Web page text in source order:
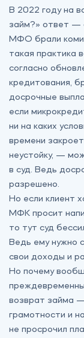
В 2022 году на
займ?» ответ —
МФО брали
такая практика
согласно
кредитования,
досрочные
если
ни на каких
времени
неустойку, —
в суд. Ведь
разрешено.
Но если клиент
МФК просит
то тут суд
Ведь ему нужно
свои доходы и
Но почему
возврат займа
грамотности и
не просрочил